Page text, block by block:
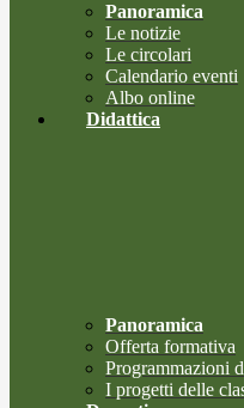
Panoramica
Le notizie
Le circolari
Calendario eventi
Albo online
Didattica
Panoramica
Offerta formativa
Programmazioni
I progetti delle